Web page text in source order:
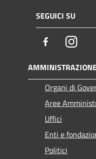
SEGUICI SU
Facebook
Organi di
Aree
Uffici
Enti e
Politici